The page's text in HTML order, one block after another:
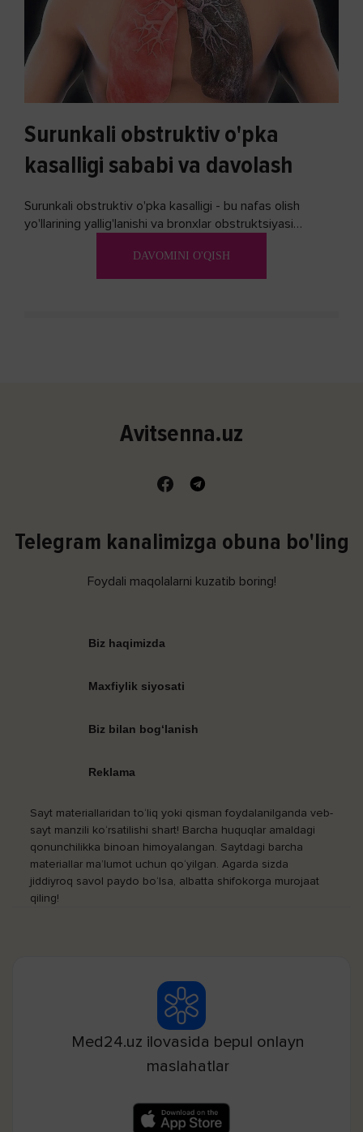
Surunkali obstruktiv o'pka
kasalligi sababi va davolash
Surunkali obstruktiv o'pka kasalligi - bu nafas olish
yo'llarining yallig'lanishi va bronxlar obstruktsiyasi
DAVOMINI O'QISH
Avitsenna.uz
Telegram kanalimizga obuna bo'ling
Foydali maqolalarni kuzatib boring!
Biz haqimizda
Maxfiylik siyosati
Biz bilan bog‘lanish
Reklama
Sayt materiallaridan to‘liq yoki qisman foydalanilganda veb-
sayt manzili ko‘rsatilishi shart! Barcha huquqlar amaldagi
qonunchilikka binoan himoyalangan. Saytdagi barcha
materiallar ma’lumot uchun qo‘yilgan. Agarda sizda
jiddiyroq savol paydo bo‘lsa, albatta shifokorga murojaat
qiling!
Med24.uz ilovasida bepul onlayn
maslahatlar